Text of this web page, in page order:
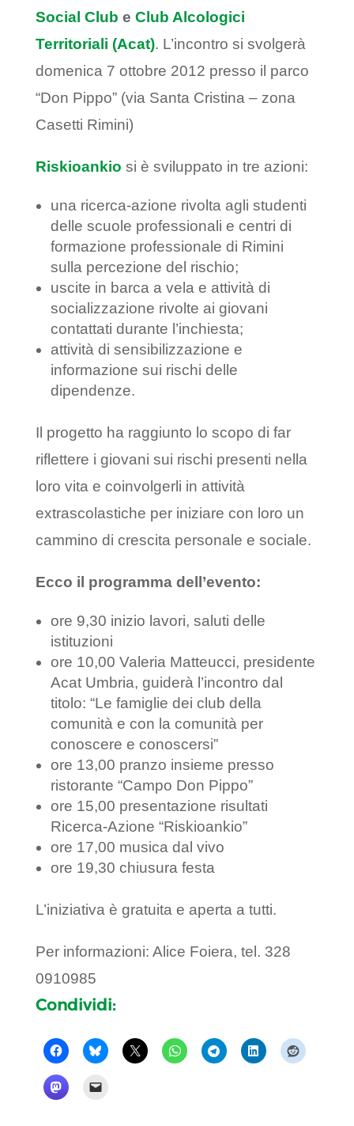
Social Club e Club Alcologici
Territoriali (Acat). L’incontro si svolgerà
domenica 7 ottobre 2012 presso il parco
“Don Pippo” (via Santa Cristina – zona
Casetti Rimini)
Riskioankio si è sviluppato in tre azioni:
una ricerca-azione rivolta agli studenti
delle scuole professionali e centri di
formazione professionale di Rimini
sulla percezione del rischio;
uscite in barca a vela e attività di
socializzazione rivolte ai giovani
contattati durante l’inchiesta;
attività di sensibilizzazione e
informazione sui rischi delle
dipendenze.
Il progetto ha raggiunto lo scopo di far
riflettere i giovani sui rischi presenti nella
loro vita e coinvolgerli in attività
extrascolastiche per iniziare con loro un
cammino di crescita personale e sociale.
Ecco il programma dell’evento:
ore 9,30 inizio lavori, saluti delle
istituzioni
ore 10,00 Valeria Matteucci, presidente
Acat Umbria, guiderà l’incontro dal
titolo: “Le famiglie dei club della
comunità e con la comunità per
conoscere e conoscersi”
ore 13,00 pranzo insieme presso
ristorante “Campo Don Pippo”
ore 15,00 presentazione risultati
Ricerca-Azione “Riskioankio”
ore 17,00 musica dal vivo
ore 19,30 chiusura festa
L’iniziativa è gratuita e aperta a tutti.
Per informazioni: Alice Foiera, tel. 328
0910985
Condividi: